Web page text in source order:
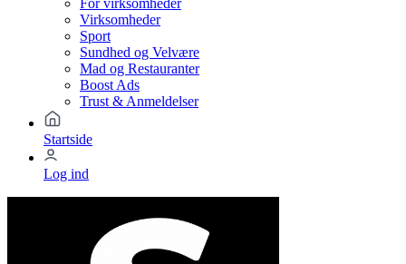
For virksomheder
Virksomheder
Sport
Sundhed og Velvære
Mad og Restauranter
Boost Ads
Trust & Anmeldelser
Startside
Log ind